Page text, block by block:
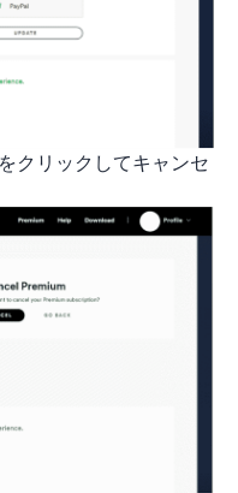
クリックしてキャンセ